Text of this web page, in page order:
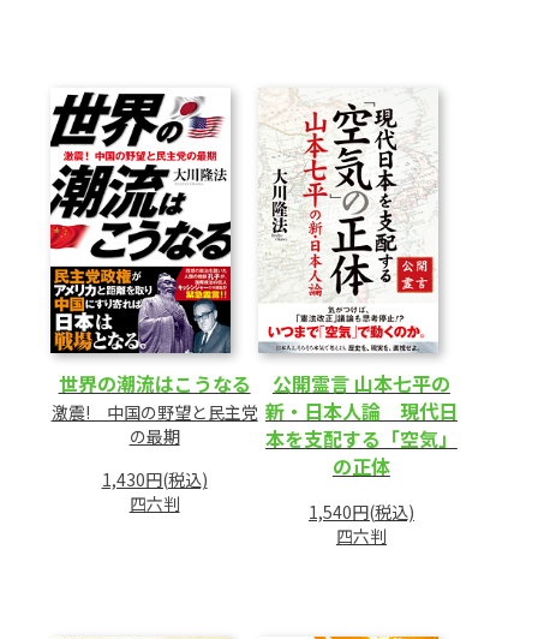
世界の潮流はこうなる
激震! 中国の野望と民主党
の最期
1,430円(税込)
四六判
公開霊言 山本七平の
新・日本人論 現代日
本を支配する「空気」
の正体
1,540円(税込)
四六判